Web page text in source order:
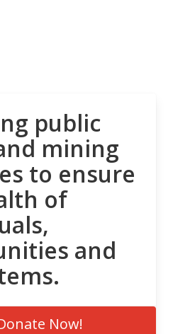
public
mining
to ensure
of
and
Now!